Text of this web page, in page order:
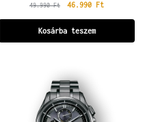
49.990Ft 46.990 Ft
Kosárba teszem